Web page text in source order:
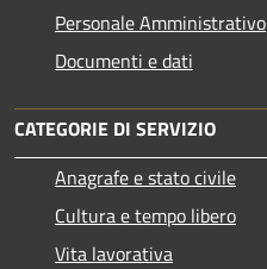
Personale Amministrativo
Documenti e dati
CATEGORIE DI SERVIZIO
Anagrafe e stato civile
Cultura e tempo libero
Vita lavorativa